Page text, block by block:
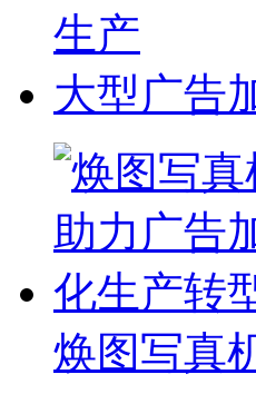
生产
大型广告
焕图写真